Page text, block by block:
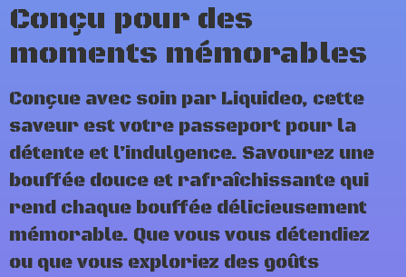
Conçu pour des
moments mémorables
Conçue avec soin par Liquideo, cette
saveur est votre passeport pour la
détente et l’indulgence. Savourez une
bouffée douce et rafraîchissante qui
rend chaque bouffée délicieusement
mémorable. Que vous vous détendiez
ou que vous exploriez des goûts